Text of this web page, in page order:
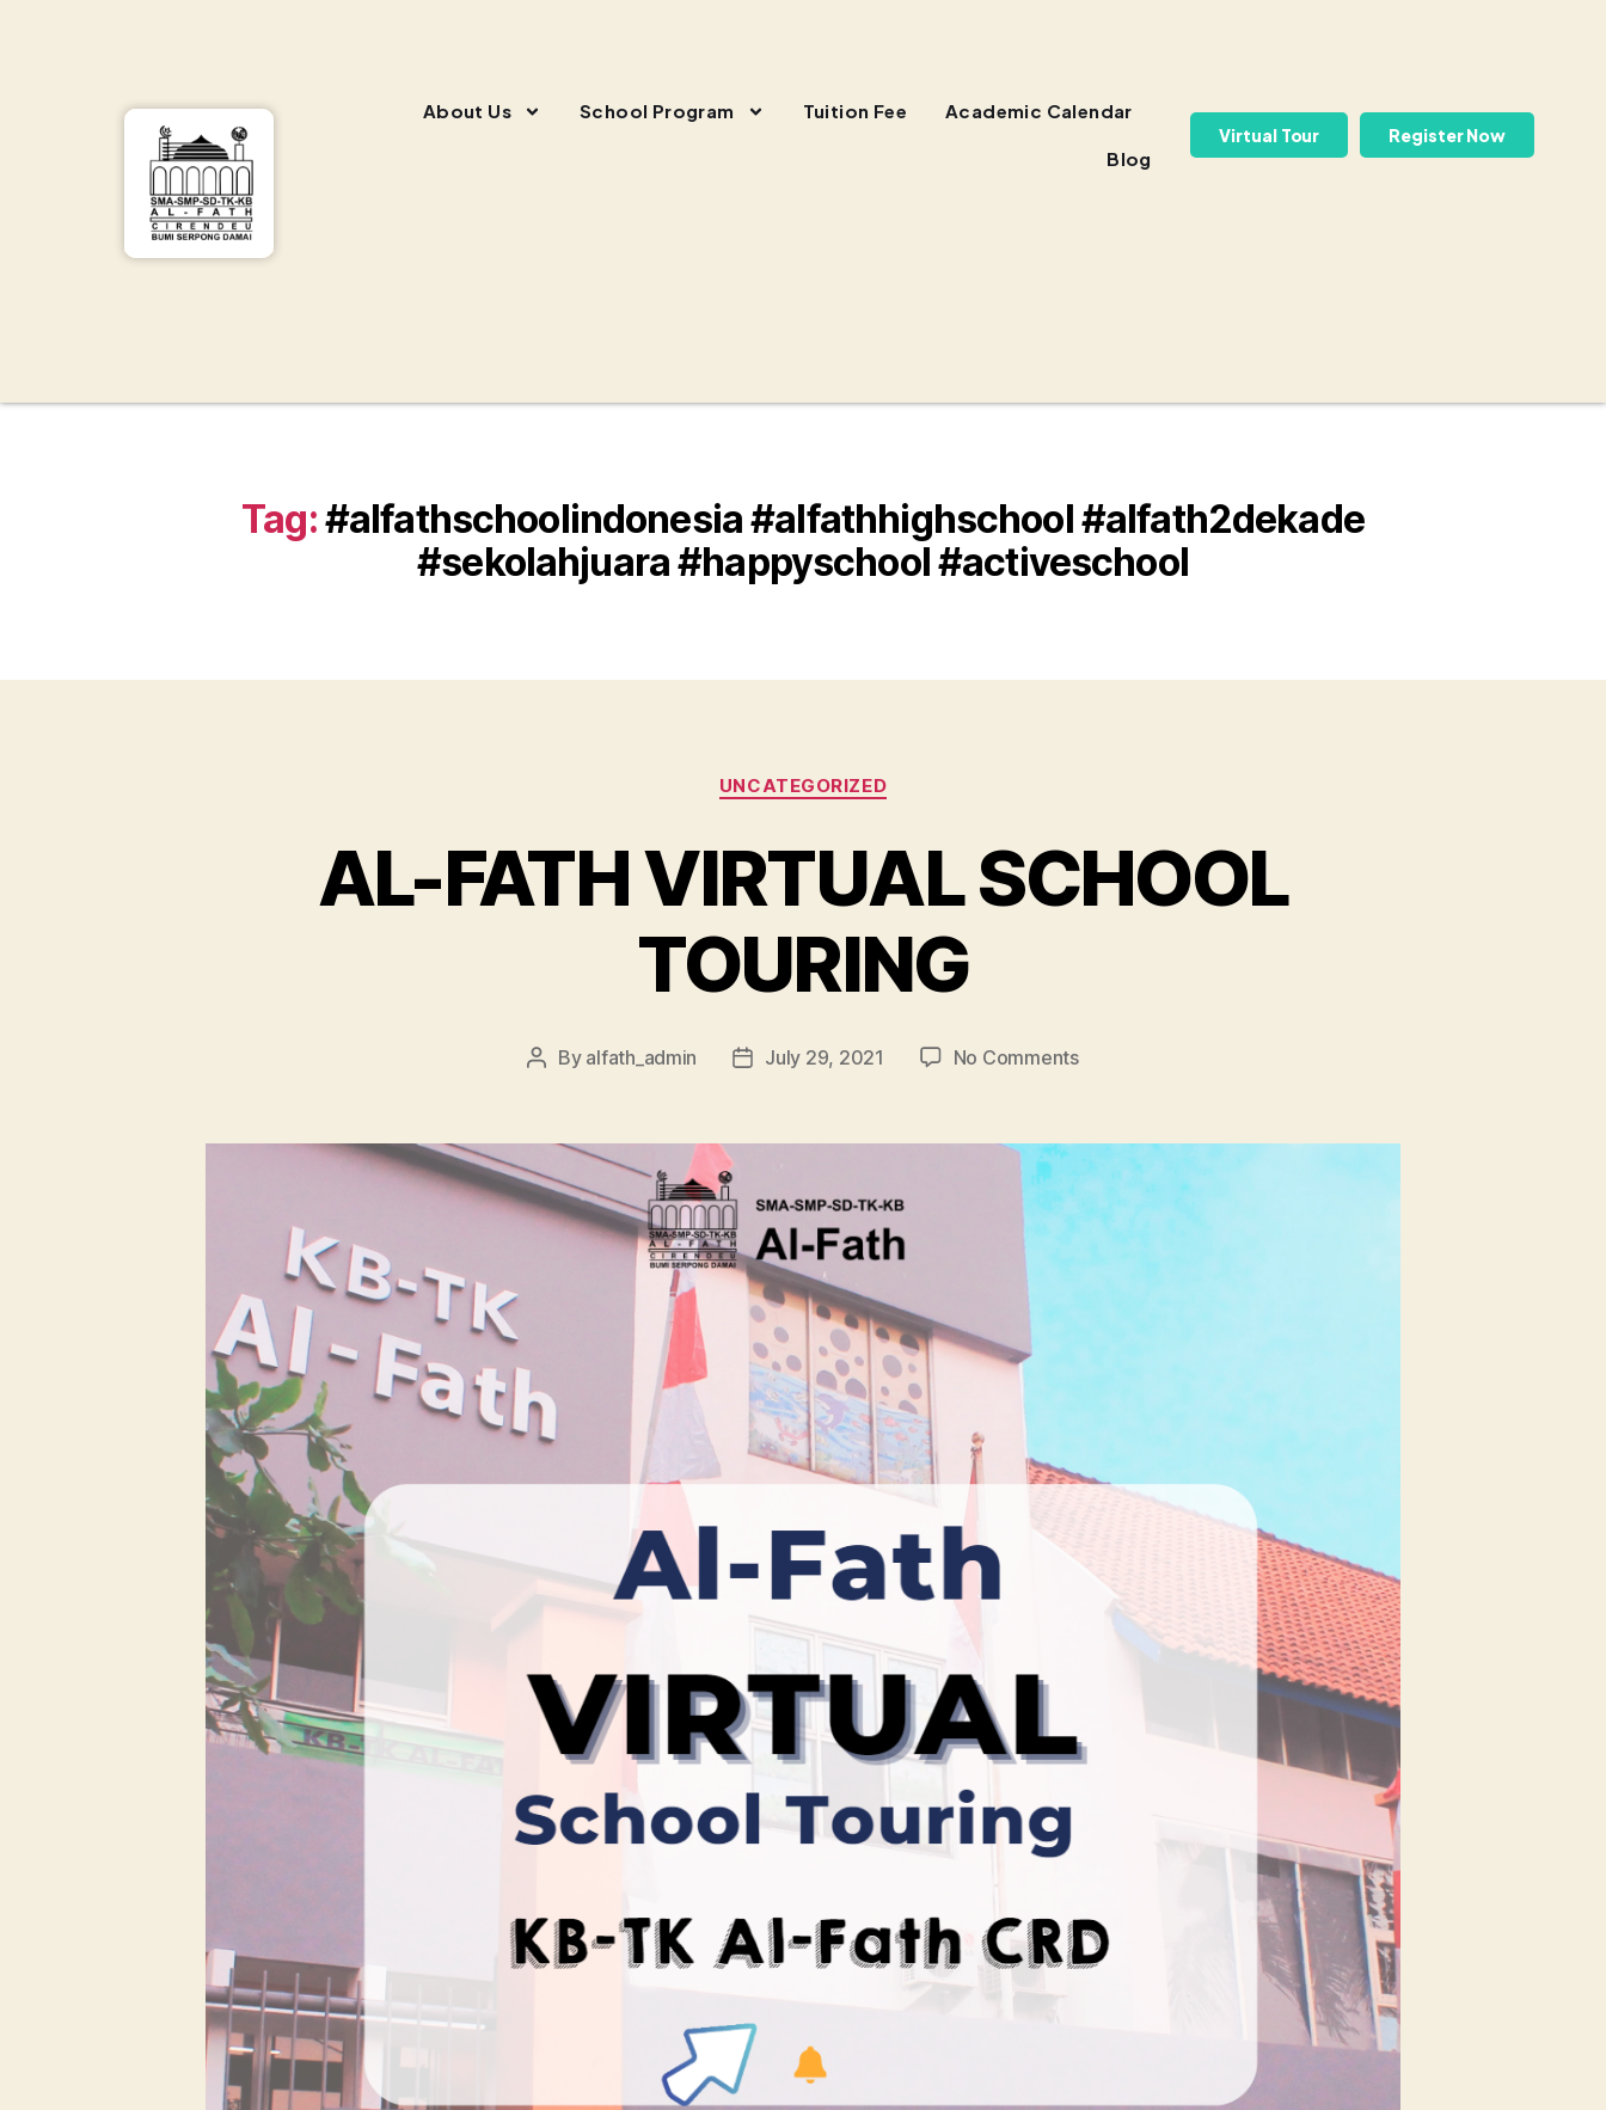
About Us School Program Tuition Fee Academic Calendar
Blog
Virtual Tour Register Now
Tag:#alfathschoolindonesia #alfathhighschool #alfath2dekade
#sekolahjuara #happyschool #activeschool
UNCATEGORIZED
AL-FATH VIRTUAL SCHOOL
TOURING
By alfath_admin July 29, 2021 No Comments